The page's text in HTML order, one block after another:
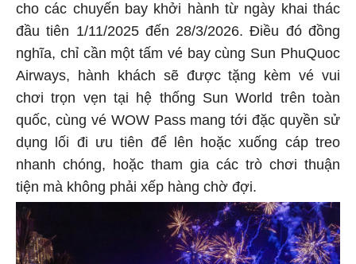
cho các chuyến bay khởi hành từ ngày khai thác
đầu tiên 1/11/2025 đến 28/3/2026. Điều đó đồng
nghĩa, chỉ cần một tấm vé bay cùng Sun PhuQuoc
Airways, hành khách sẽ được tặng kèm vé vui
chơi trọn vẹn tại hệ thống Sun World trên toàn
quốc, cùng vé WOW Pass mang tới đặc quyền sử
dụng lối đi ưu tiên để lên hoặc xuống cáp treo
nhanh chóng, hoặc tham gia các trò chơi thuận
tiện mà không phải xếp hàng chờ đợi.